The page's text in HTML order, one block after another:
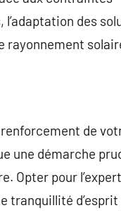
des
rayonnement
de
une démarche
Opter pour
tranquillité d’esprit